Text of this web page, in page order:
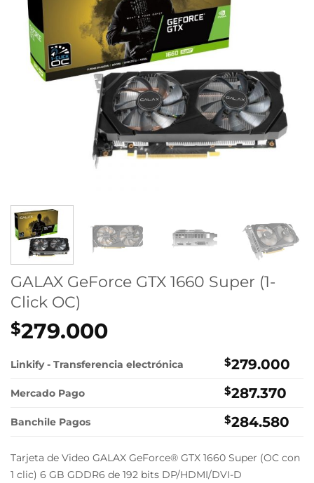
GALAX GeForce GTX 1660 Super (1-
Click OC)
$279.000
Linkify - Transferencia electrónica $279.000
Mercado Pago $287.370
Banchile Pagos $284.580
Tarjeta de Video GALAX GeForce® GTX 1660 Super (OC con
1 clic) 6 GB GDDR6 de 192 bits DP/HDMI/DVI-D